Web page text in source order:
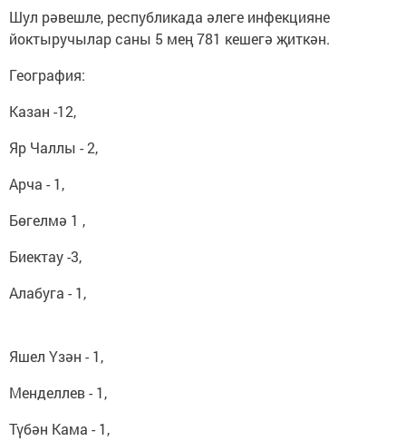
Шул рәвешле, республикада әлеге инфекцияне
йоктыручылар саны 5 мең 781 кешегә җиткән.
География:
Казан -12,
Яр Чаллы - 2,
Арча - 1,
Бөгелмә 1 ,
Биектау -3,
Алабуга - 1,
Яшел Үзән - 1,
Менделлев - 1,
Түбән Кама - 1,